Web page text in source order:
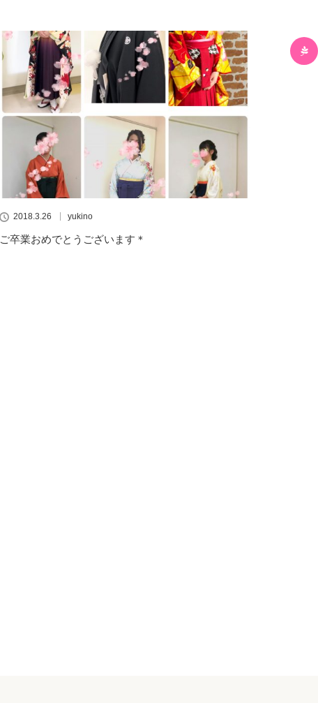
2018.3.26 yukino
ご卒業おめでとうございます＊